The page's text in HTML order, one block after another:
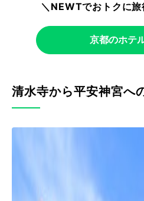
＼NEWTでおトクに
京都のホテ
清水寺から平安神宮へ